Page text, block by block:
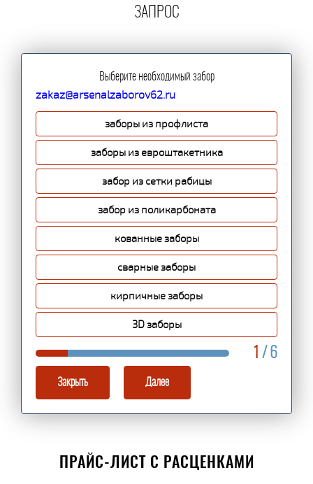
ЗАПРОС
Выберите необходимый забор
zakaz@arsenalzaborov62.ru
заборы из профлиста
заборы из евроштакетника
забор из сетки рабицы
забор из поликарбоната
кованные заборы
сварные заборы
кирпичные заборы
3D заборы
1 / 6
Закрыть Далее
ПРАЙС-ЛИСТ С РАСЦЕНКАМИ